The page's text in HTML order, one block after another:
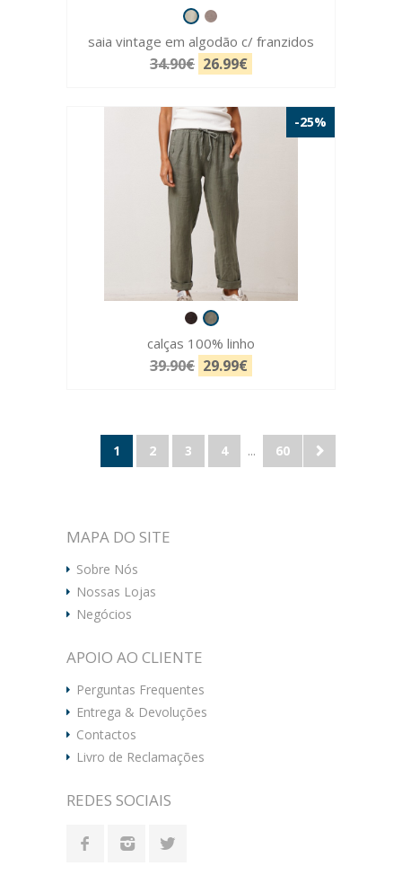
saia vintage em algodão c/ franzidos
34.90€ 26.99€
-25%
calças 100% linho
39.90€ 29.99€
1 2 3 4 ... 60
MAPA DO SITE
Sobre Nós
Nossas Lojas
Negócios
APOIO AO CLIENTE
Perguntas Frequentes
Entrega & Devoluções
Contactos
Livro de Reclamações
REDES SOCIAIS